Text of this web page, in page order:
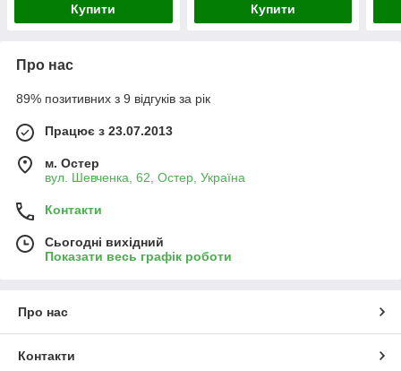
Купити Купити
Про нас
89% позитивних з 9 відгуків за рік
Працює з 23.07.2013
м. Остер
вул. Шевченка, 62, Остер, Україна
Контакти
Сьогодні вихідний
Показати весь графік роботи
Про нас
Контакти